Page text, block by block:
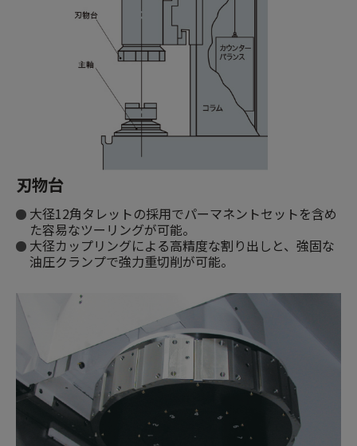
刃物台
大径12角タレットの採用でパーマネントセットを含め
た容易なツーリングが可能。
大径カップリングによる高精度な割り出しと、強固な
油圧クランプで強力重切削が可能。